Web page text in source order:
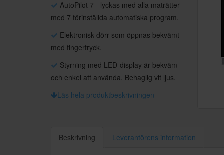
AutoPilot 7 - lyckas med alla maträtter
med 7 förinställda automatiska program.
Elektronisk dörr som öppnas bekvämt
med fingertryck.
Styrning med LED-display är bekväm
och enkel att använda. Behaglig vit ljus.
Läs hela produktbeskrivningen
Beskrivning Leverantörens information